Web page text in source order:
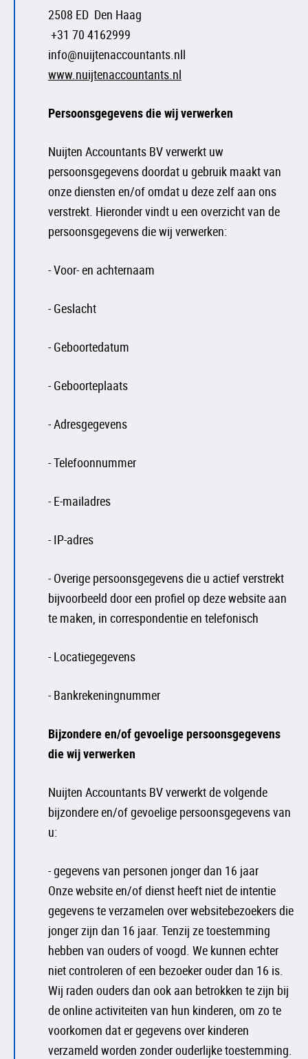
2508 ED Den Haag
+31 70 4162999
info@nuijtenaccountants.nll
www.nuijtenaccountants.nl
Persoonsgegevens die wij verwerken
Nuijten Accountants BV verwerkt uw
persoonsgegevens doordat u gebruik maakt van
onze diensten en/of omdat u deze zelf aan ons
verstrekt. Hieronder vindt u een overzicht van de
persoonsgegevens die wij verwerken:
- Voor- en achternaam
- Geslacht
- Geboortedatum
- Geboorteplaats
- Adresgegevens
- Telefoonnummer
- E-mailadres
- IP-adres
- Overige persoonsgegevens die u actief verstrekt
bijvoorbeeld door een profiel op deze website aan
te maken, in correspondentie en telefonisch
- Locatiegegevens
- Bankrekeningnummer
Bijzondere en/of gevoelige persoonsgegevens
die wij verwerken
Nuijten Accountants BV verwerkt de volgende
bijzondere en/of gevoelige persoonsgegevens van
u:
- gegevens van personen jonger dan 16 jaar
Onze website en/of dienst heeft niet de intentie
gegevens te verzamelen over websitebezoekers die
jonger zijn dan 16 jaar. Tenzij ze toestemming
hebben van ouders of voogd. We kunnen echter
niet controleren of een bezoeker ouder dan 16 is.
Wij raden ouders dan ook aan betrokken te zijn bij
de online activiteiten van hun kinderen, om zo te
voorkomen dat er gegevens over kinderen
verzameld worden zonder ouderlijke toestemming.